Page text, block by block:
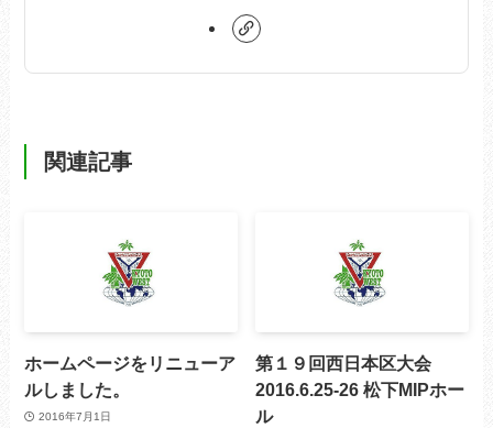
関連記事
ホームページをリニューア
ルしました。
2016年7月1日
第１９回西日本区大会
2016.6.25-26 松下MIPホー
ル